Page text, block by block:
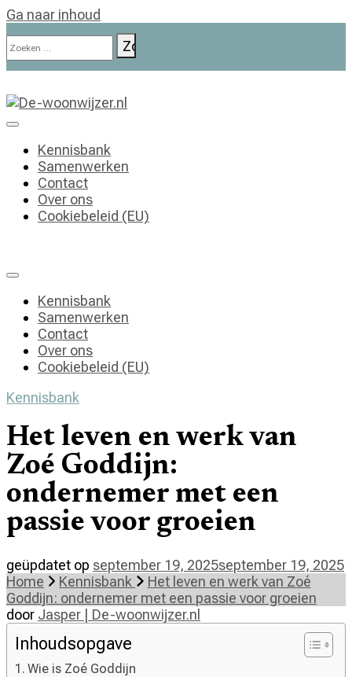
Ga naar inhoud
Zoeken
naar:
Kennisbank
Samenwerken
Contact
Over ons
Cookiebeleid (EU)
Kennisbank
Samenwerken
Contact
Over ons
Cookiebeleid (EU)
Kennisbank
Het leven en werk van
Zoé Goddijn:
ondernemer met een
passie voor groeien
geüpdatet op september 19, 2025september 19, 2025
Home
Kennisbank
Het leven en werk van Zoé
Goddijn: ondernemer met een passie voor groeien
door Jasper | De-woonwijzer.nl
Inhoudsopgave
Wie is Zoé Goddijn